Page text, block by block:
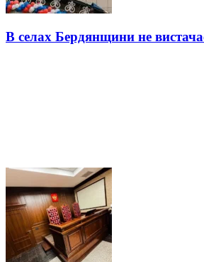
В селах Бердянщини не